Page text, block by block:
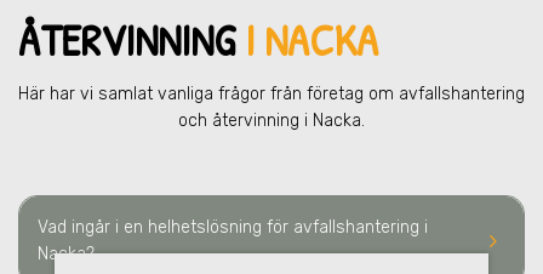
ÅTERVINNING I NACKA
Här har vi samlat vanliga frågor från företag om avfallshantering
och återvinning i Nacka.
keyboard_arrow_right
Vad ingår i en helhetslösning för avfallshantering i
Nacka?